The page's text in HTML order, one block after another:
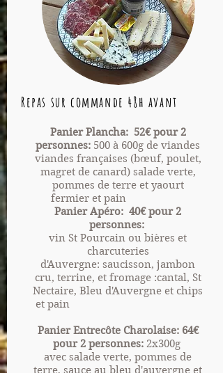
Repas sur commande 48h avant
Panier Plancha: 52€ pour 2
personnes: 500 à 600g de viandes
viandes françaises (bœuf, poulet,
magret de canard) salade verte,
pommes de terre et yaourt
fermier et pain
Panier Apéro: 40€ pour 2
personnes:
vin St Pourcain ou bières et
charcuteries
d'Auvergne: saucisson, jambon
cru, terrine, et fromage :cantal, St
Nectaire, Bleu d'Auvergne et chips
et pain
Panier Entrecôte Charolaise: 64€
pour 2 personnes: 2x300g
avec salade verte, pommes de
terre, sauce au bleu d'auvergne et